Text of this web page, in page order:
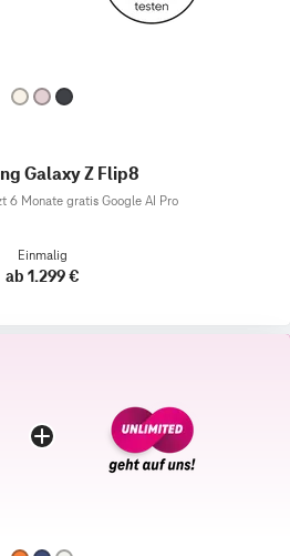
Galaxy Z Flip8
6 Monate gratis Google AI Pro
Einmalig
ab 1.299 €